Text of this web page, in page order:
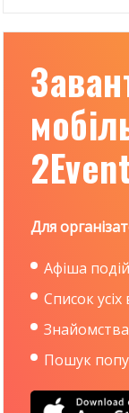
Для
Афіша
Список усіх
Пошук